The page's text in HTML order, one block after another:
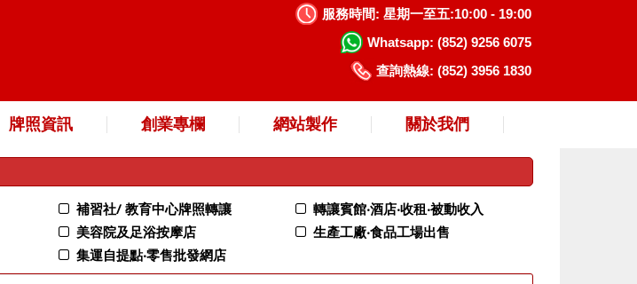
服務時間: 星期一至五:10:00 - 19:00
Whatsapp: (852) 9256 6075
查詢熱線: (852) 3956 1830
牌照資訊 創業專欄 網站製作 關於我們
補習社/ 教育中心牌照轉讓
轉讓賓館‧酒店‧收租‧被動收入
美容院及足浴按摩店
生產工廠‧食品工場出售
集運自提點‧零售批發網店